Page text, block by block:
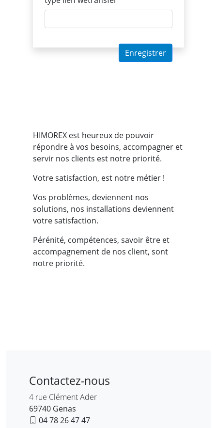
Enregistrer
HIMOREX est heureux de pouvoir
répondre à vos besoins, accompagner et
servir nos clients est notre priorité.
Votre satisfaction, est notre métier !
Vos problèmes, deviennent nos
solutions, nos installations deviennent
votre satisfaction.
Pérénité, compétences, savoir être et
accompagnement de nos client, sont
notre priorité.
Contactez-nous
4 rue Clément Ader
69740 Genas
04 78 26 47 47